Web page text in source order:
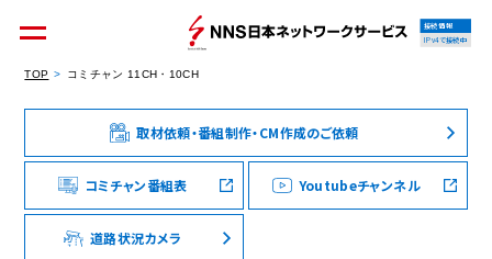
個人のお客様 集合住宅オーナーの方
接続情報
IPv4で接続中
TOP コミチャン 11CH・10CH
取材依頼・番組制作・CM作成のご依頼
コミチャン番組表 Youtubeチャンネル
道路状況カメラ